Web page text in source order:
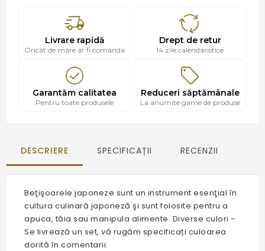
Livrare rapidă
Oricât de mare ar fi comanda
Drept de retur
14 zile calendaristice
Garantăm calitatea
Pentru toate produsele
Reduceri săptămânale
La anumite game de produse
DESCRIERE SPECIFICAȚII RECENZII
Beţişoarele japoneze sunt un instrument esenţial în
cultura culinară japoneză şi sunt folosite pentru a
apuca, tăia sau manipula alimente. Diverse culori -
Se livrează un set, vă rugăm specificați culoarea
dorită în comentarii.